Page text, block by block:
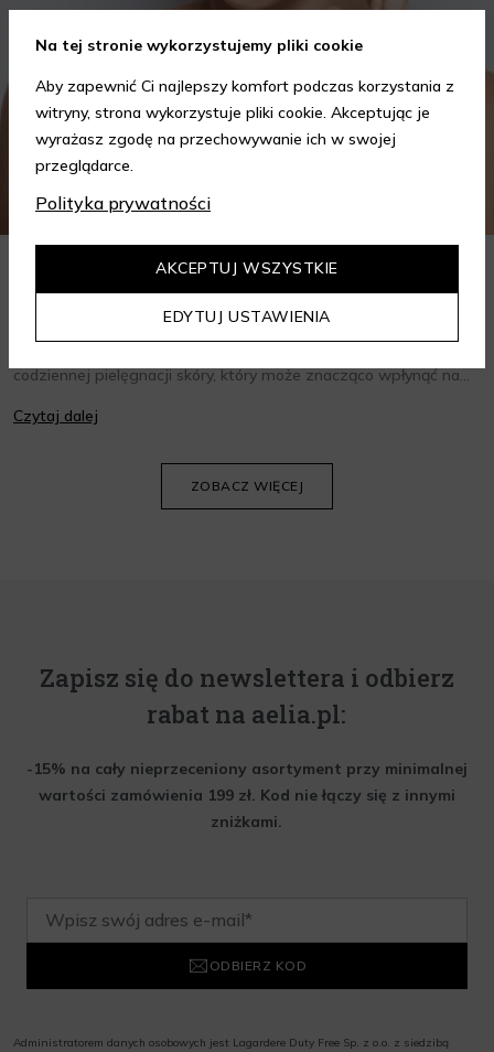
Jak wybrać krem do twarzy w zależności od potrzeb?
codziennej pielęgnacji skóry, który może znacząco wpłynąć na
oraz wiedzieć, jak dopasować je do potrzeb własnej skóry.
Czytaj dalej
ZOBACZ WIĘCEJ
Zapisz się do newslettera i odbierz
rabat na aelia.pl:
-15% na cały nieprzeceniony asortyment przy minimalnej
wartości zamówienia 199 zł. Kod nie łączy się z innymi
zniżkami.
ODBIERZ KOD
Administratorem danych osobowych jest Lagardere Duty Free Sp. z o.o. z siedzibą
Na tej stronie wykorzystujemy pliki cookie
Aby zapewnić Ci najlepszy komfort podczas korzystania z
witryny, strona wykorzystuje pliki cookie. Akceptując je
wyrażasz zgodę na przechowywanie ich w swojej
przeglądarce.
Polityka prywatności
EDYTUJ USTAWIENIA
AKCEPTUJ WSZYSTKIE